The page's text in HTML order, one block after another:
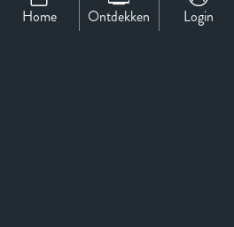
Home Ontdekken Login